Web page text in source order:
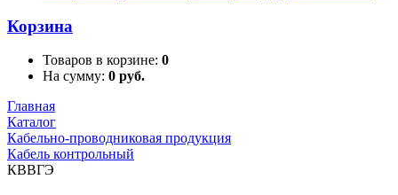
Корзина
Товаров в корзине: 0
На сумму: 0 руб.
Главная
Каталог
Кабельно-проводниковая продукция
Кабель контрольный
КВВГЭ